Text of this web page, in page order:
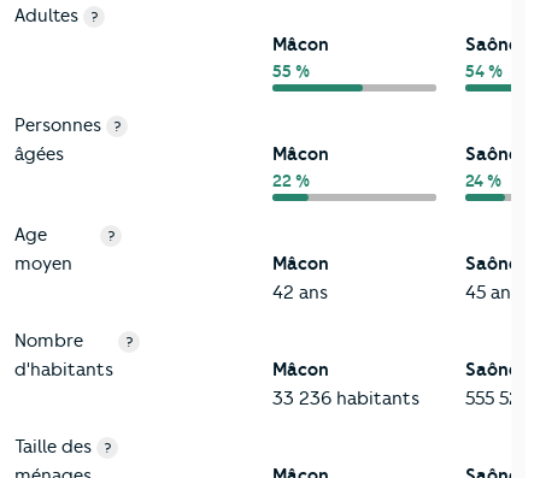
Adultes ?
Mâcon
55 %
Saône-
54 %
Personnes
âgées
?
Mâcon
22 %
Saône-
24 %
Age
moyen
?
Mâcon
42 ans
Saône-
45 ans
Nombre
d'habitants
?
Mâcon
33 236 habitants
Saône-
555 524
Taille des
?